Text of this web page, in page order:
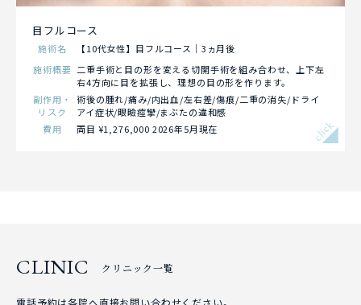
目フルコース
施術名
【10代女性】目フルコース｜3ヵ月後
施術概要 二重手術と目の形を変える切開手術を組み合わせ、上下左
右4方向に目を拡張し、理想の目の形を作ります。
副作用・
リスク
術後の腫れ/痛み/内出血/左右差/傷痕/二重の消失/ドライ
アイ症状/眼瞼痙攣/まぶたの違和感
費用
両目 ¥1,276,000 2026年5月現在 click
CLINIC クリニック一覧
電話予約は各院へ直接お問い合わせください。